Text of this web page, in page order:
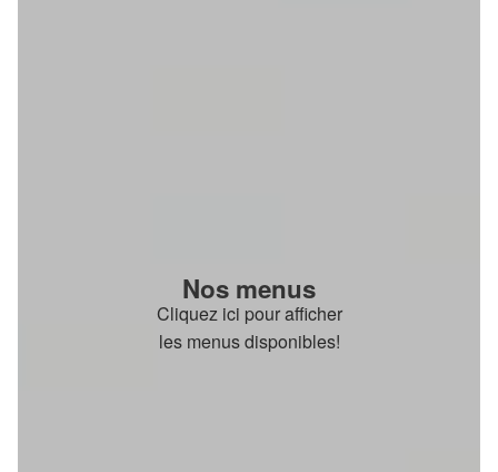
Nos menus
Cliquez ici pour afficher
les menus disponibles!